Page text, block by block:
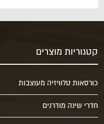
קטגוריות מוצרים
כורסאות טלוויזיה מעוצבות
חדרי שינה מודרנים